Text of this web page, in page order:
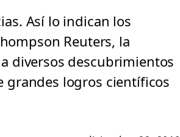
Así lo indican los
Reuters, la
diversos descubrimientos
grandes logros científicos